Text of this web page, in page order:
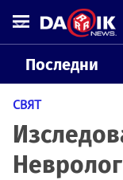
Последни
СВЯТ